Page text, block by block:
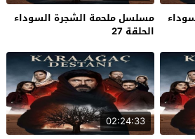
مسلسل ملحمة الشجرة السوداء
الحلقة 27
02:24:33